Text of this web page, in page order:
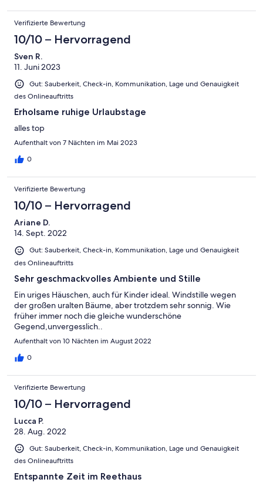
Verifizierte Bewertung
10/10 – Hervorragend
Sven R.
11. Juni 2023
Gut: Sauberkeit, Check-in, Kommunikation, Lage und Genauigkeit
des Onlineauftritts
Erholsame ruhige Urlaubstage
alles top
Aufenthalt von 7 Nächten im Mai 2023
0
Verifizierte Bewertung
10/10 – Hervorragend
Ariane D.
14. Sept. 2022
Gut: Sauberkeit, Check-in, Kommunikation, Lage und Genauigkeit
des Onlineauftritts
Sehr geschmackvolles Ambiente und Stille
Ein uriges Häuschen, auch für Kinder ideal. Windstille wegen
der großen uralten Bäume, aber trotzdem sehr sonnig. Wie
früher immer noch die gleiche wunderschöne
Gegend,unvergesslich..
Aufenthalt von 10 Nächten im August 2022
0
Verifizierte Bewertung
10/10 – Hervorragend
Lucca P.
28. Aug. 2022
Gut: Sauberkeit, Check-in, Kommunikation, Lage und Genauigkeit
des Onlineauftritts
Entspannte Zeit im Reethaus